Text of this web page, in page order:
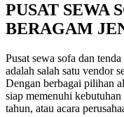
PUSAT SEWA
BERAGAM
Pusat sewa sofa dan
adalah salah satu vendor
Dengan berbagai pilihan
siap memenuhi
tahun, atau acara